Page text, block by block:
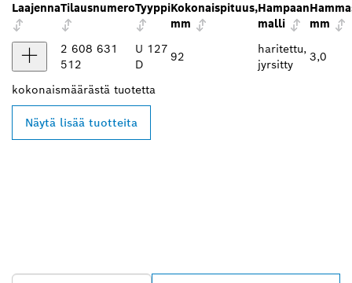
LaajennaTilausnumeroTyyppiKokonaispituus,
mm
Hampaan
malli
mm
2 608 631
512
U 127
D
92
haritettu,
jyrsitty
3,0
kokonaismäärästä tuotetta
Näytä lisää tuotteita